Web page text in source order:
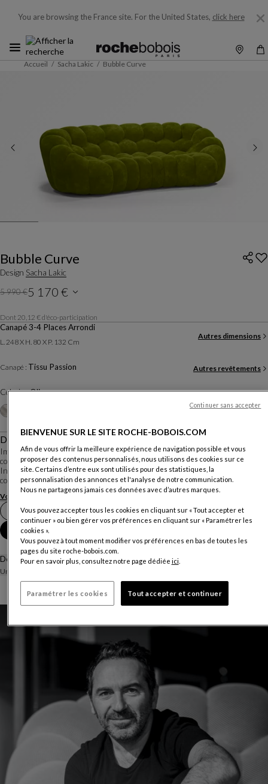
You are browsing the France site. For the United States, click here
Accueil Sacha Lakic Bubble Curve
Bubble Curve
Design Sacha Lakic
5 990 €5 170 €
Dont 20,12 € d'éco-participation
Tarif promotionnel, valable jusqu'au 30/11/2026
Prix TTC conseillé, hors livraison, valable en France métropolitaine, hors Corse.
Paiement en 3 ou 4 fois possible
Canapé 3-4 Places Arrondi
L. 248 X H. 80 X P. 132 Cm
Autres dimensions
Canapé : Tissu Passion Autres revêtements
Coloris :Olive
Autres coloris
Description
Imaginé par Sacha Lakic, designer passionné par les technologies de pointe, la
collection Bubble, exprime l'équilibre entre innovation, fonction et émotion.
Inspiré de formes naturelles et minérales et entièrement réalisé à la main, sa
conception a n...
Voir plus Télécharger la fiche technique
Prendre rendez-vous en magasin
Délai de livraison estimé :12 à 14 semaines
Un délai supplémentaire de 2 semaines est applicable en Corse.
BIENVENUE SUR LE SITE ROCHE-BOBOIS.COM
Afin de vous offrir la meilleure expérience de navigation possible et vous
proposer des contenus personnalisés, nous utilisons des cookies sur ce
site. Certains d’entre eux sont utilisés pour des statistiques, la
personnalisation des annonces et l'analyse de notre communication.
Nous ne partageons jamais ces données avec d’autres marques.
Vous pouvez accepter tous les cookies en cliquant sur « Tout accepter et
continuer » ou bien gérer vos préférences en cliquant sur « Paramétrer les
cookies ».
Vous pouvez à tout moment modifier vos préférences en bas de toutes les
pages du site roche-bobois.com.
Pour en savoir plus, consultez notre page dédiée ici.
Paramétrer les cookies Tout accepter et continuer
Continuer sans accepter